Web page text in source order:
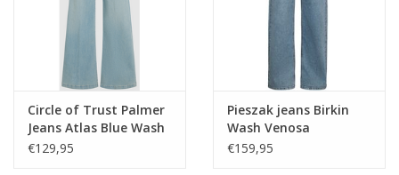
Circle of Trust Palmer
Jeans Atlas Blue Wash
€129,95
Pieszak jeans Birkin
Wash Venosa
€159,95